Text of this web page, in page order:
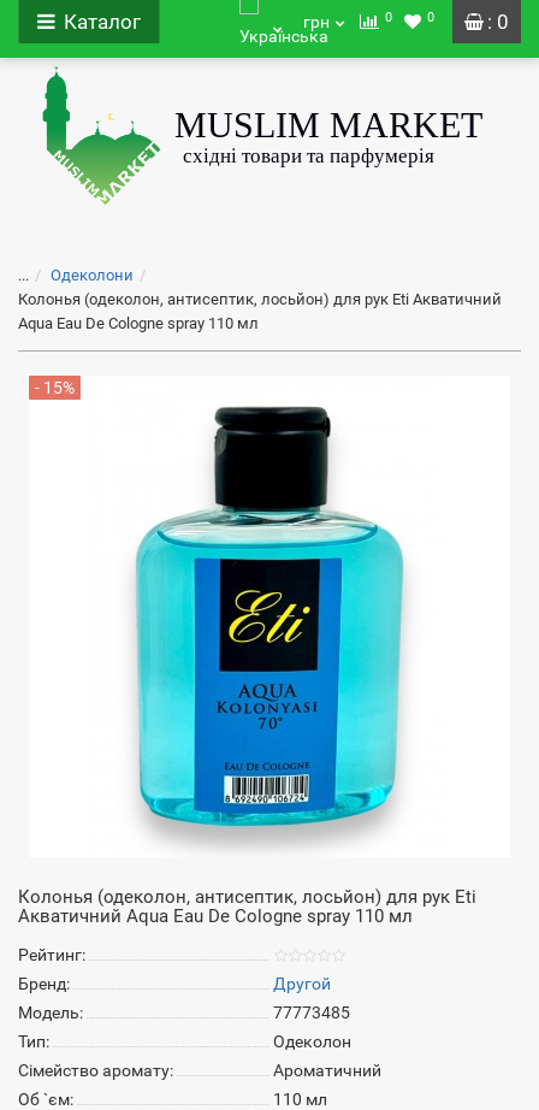
: 0
Каталог грн 0 0
...
Одеколони
Колонья (одеколон, антисептик, лосьйон) для рук Eti Акватичний
Aqua Eau De Cologne spray 110 мл
- 15%
Колонья (одеколон, антисептик, лосьйон) для рук Eti
Акватичний Aqua Eau De Cologne spray 110 мл
Рейтинг:
Бренд:
Другой
Модель:
77773485
Тип:
Одеколон
Сімейство аромату:
Ароматичний
Об `єм:
110 мл